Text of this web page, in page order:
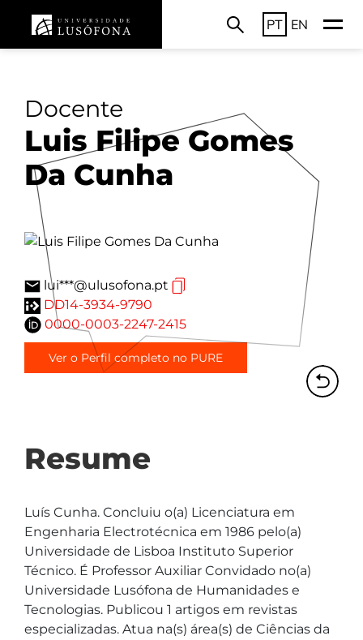
PT EN
Docente
Luis Filipe Gomes
Da Cunha
lui***@ulusofona.pt
DD14-3934-9790
0000-0003-2247-2415
Ver o Perfil completo no PURE
Resume
Luís Cunha. Concluiu o(a) Licenciatura em
Engenharia Electrotécnica em 1986 pelo(a)
Universidade de Lisboa Instituto Superior
Técnico. É Professor Auxiliar Convidado no(a)
Universidade Lusófona de Humanidades e
Tecnologias. Publicou 1 artigos em revistas
especializadas. Atua na(s) área(s) de Ciências da